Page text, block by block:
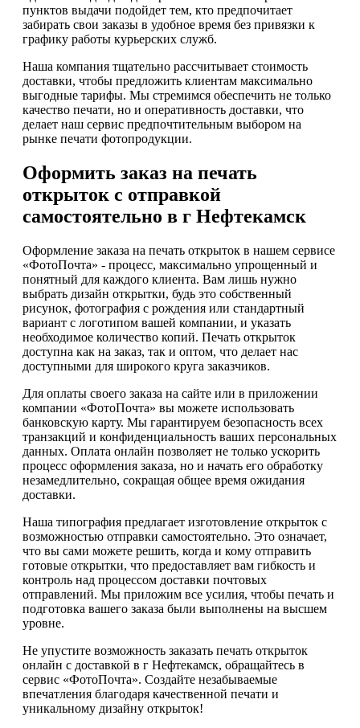
пунктов выдачи подойдет тем, кто предпочитает
забирать свои заказы в удобное время без привязки к
графику работы курьерских служб.
Наша компания тщательно рассчитывает стоимость
доставки, чтобы предложить клиентам максимально
выгодные тарифы. Мы стремимся обеспечить не только
качество печати, но и оперативность доставки, что
делает наш сервис предпочтительным выбором на
рынке печати фотопродукции.
Оформить заказ на печать
открыток с отправкой
самостоятельно в г Нефтекамск
Оформление заказа на печать открыток в нашем сервисе
«ФотоПочта» - процесс, максимально упрощенный и
понятный для каждого клиента. Вам лишь нужно
выбрать дизайн открытки, будь это собственный
рисунок, фотография с рождения или стандартный
вариант с логотипом вашей компании, и указать
необходимое количество копий. Печать открыток
доступна как на заказ, так и оптом, что делает нас
доступными для широкого круга заказчиков.
Для оплаты своего заказа на сайте или в приложении
компании «ФотоПочта» вы можете использовать
банковскую карту. Мы гарантируем безопасность всех
транзакций и конфиденциальность ваших персональных
данных. Оплата онлайн позволяет не только ускорить
процесс оформления заказа, но и начать его обработку
незамедлительно, сокращая общее время ожидания
доставки.
Наша типография предлагает изготовление открыток с
возможностью отправки самостоятельно. Это означает,
что вы сами можете решить, когда и кому отправить
готовые открытки, что предоставляет вам гибкость и
контроль над процессом доставки почтовых
отправлений. Мы приложим все усилия, чтобы печать и
подготовка вашего заказа были выполнены на высшем
уровне.
Не упустите возможность заказать печать открыток
онлайн с доставкой в г Нефтекамск, обращайтесь в
сервис «ФотоПочта». Создайте незабываемые
впечатления благодаря качественной печати и
уникальному дизайну открыток!